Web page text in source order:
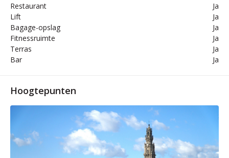
Restaurant
Ja
Lift
Ja
Bagage-opslag
Ja
Fitnessruimte
Ja
Terras
Ja
Bar
Ja
Hoogtepunten